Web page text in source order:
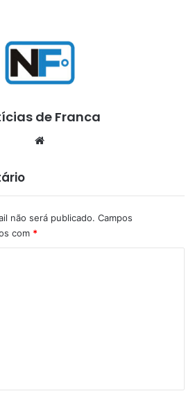
de Franca
não será publicado. Campos
com *